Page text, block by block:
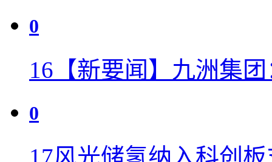
0
16 【新要闻】九洲集
0